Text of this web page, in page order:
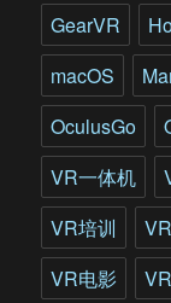
GearVR
macOS
OculusGo
VR一体机
VR培训
VR电影